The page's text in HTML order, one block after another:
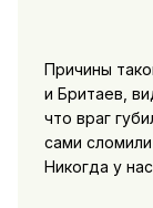
Причины
и Бритаев,
что враг
сами
Никогда у